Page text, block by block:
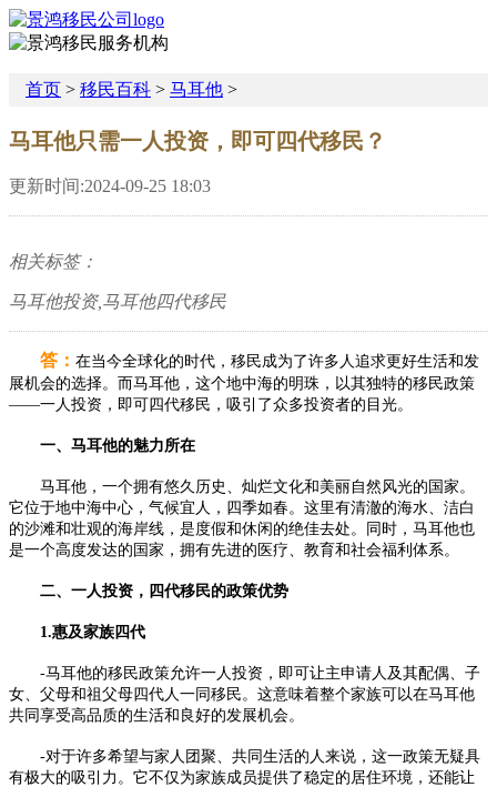
首页 > 移民百科 > 马耳他 >
马耳他只需一人投资，即可四代移民？
更新时间:2024-09-25 18:03
相关标签：
马耳他投资,马耳他四代移民
答： 在当今全球化的时代，移民成为了许多人追求更好生活和发
展机会的选择。而马耳他，这个地中海的明珠，以其独特的移民政策
——一人投资，即可四代移民，吸引了众多投资者的目光。
一、马耳他的魅力所在
马耳他，一个拥有悠久历史、灿烂文化和美丽自然风光的国家。
它位于地中海中心，气候宜人，四季如春。这里有清澈的海水、洁白
的沙滩和壮观的海岸线，是度假和休闲的绝佳去处。同时，马耳他也
是一个高度发达的国家，拥有先进的医疗、教育和社会福利体系。
二、一人投资，四代移民的政策优势
1.惠及家族四代
-马耳他的移民政策允许一人投资，即可让主申请人及其配偶、子
女、父母和祖父母四代人一同移民。这意味着整个家族可以在马耳他
共同享受高品质的生活和良好的发展机会。
-对于许多希望与家人团聚、共同生活的人来说，这一政策无疑具
有极大的吸引力。它不仅为家族成员提供了稳定的居住环境，还能让